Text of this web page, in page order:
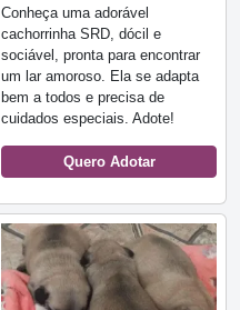
Conheça uma adorável
cachorrinha SRD, dócil e
sociável, pronta para encontrar
um lar amoroso. Ela se adapta
bem a todos e precisa de
cuidados especiais. Adote!
Quero Adotar